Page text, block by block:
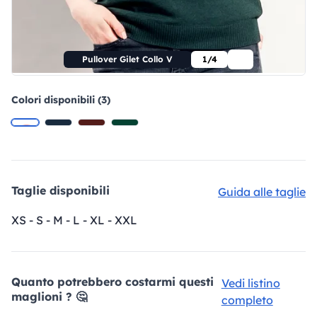
Pullover Gilet Collo V 1/4
Colori disponibili (3)
Taglie disponibili
Guida alle taglie
XS - S - M - L - XL - XXL
Quanto potrebbero costarmi questi
maglioni ? 🤔
Vedi listino
completo